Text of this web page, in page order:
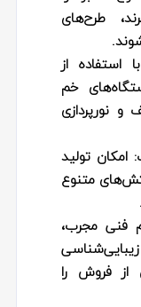
طرح‌های
با استفاده از
خم
و نورپردازی
امکان تولید
متنوع
فنی مجرب،
زیبایی‌شناسی
فروش را